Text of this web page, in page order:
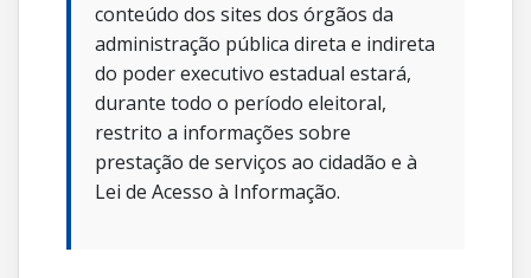
conteúdo dos sites dos órgãos da
administração pública direta e indireta
do poder executivo estadual estará,
durante todo o período eleitoral,
restrito a informações sobre
prestação de serviços ao cidadão e à
Lei de Acesso à Informação.